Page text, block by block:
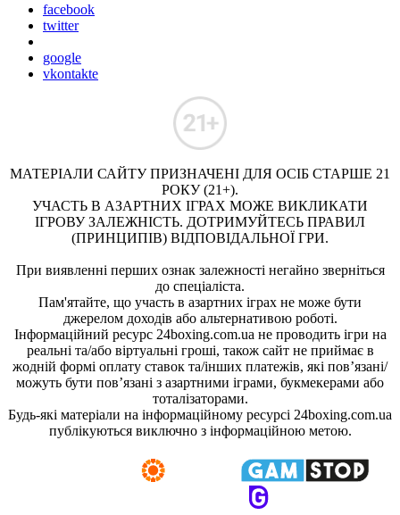
facebook
twitter
google
vkontakte
МАТЕРІАЛИ САЙТУ ПРИЗНАЧЕНІ ДЛЯ ОСІБ СТАРШЕ 21
РОКУ (21+).
УЧАСТЬ В АЗАРТНИХ ІГРАХ МОЖЕ ВИКЛИКАТИ
ІГРОВУ ЗАЛЕЖНІСТЬ. ДОТРИМУЙТЕСЬ ПРАВИЛ
(ПРИНЦИПІВ) ВІДПОВІДАЛЬНОЇ ГРИ.
При виявленні перших ознак залежності негайно зверніться
до спеціаліста.
Пам'ятайте, що участь в азартних іграх не може бути
джерелом доходів або альтернативою роботі.
Інформаційний ресурс 24boxing.com.ua не проводить ігри на
реальні та/або віртуальні гроші, також сайт не приймає в
жодній формі оплату ставок та/інших платежів, які пов’язані/
можуть бути пов’язані з азартними іграми, букмекерами або
тоталізаторами.
Будь-які матеріали на інформаційному ресурсі 24boxing.com.ua
публікуються виключно з інформаційною метою.